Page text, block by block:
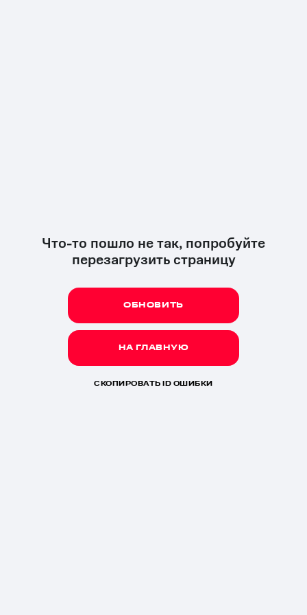
Что-то пошло не так, попробуйте
перезагрузить страницу
ОБНОВИТЬ
НА ГЛАВНУЮ
СКОПИРОВАТЬ ID ОШИБКИ